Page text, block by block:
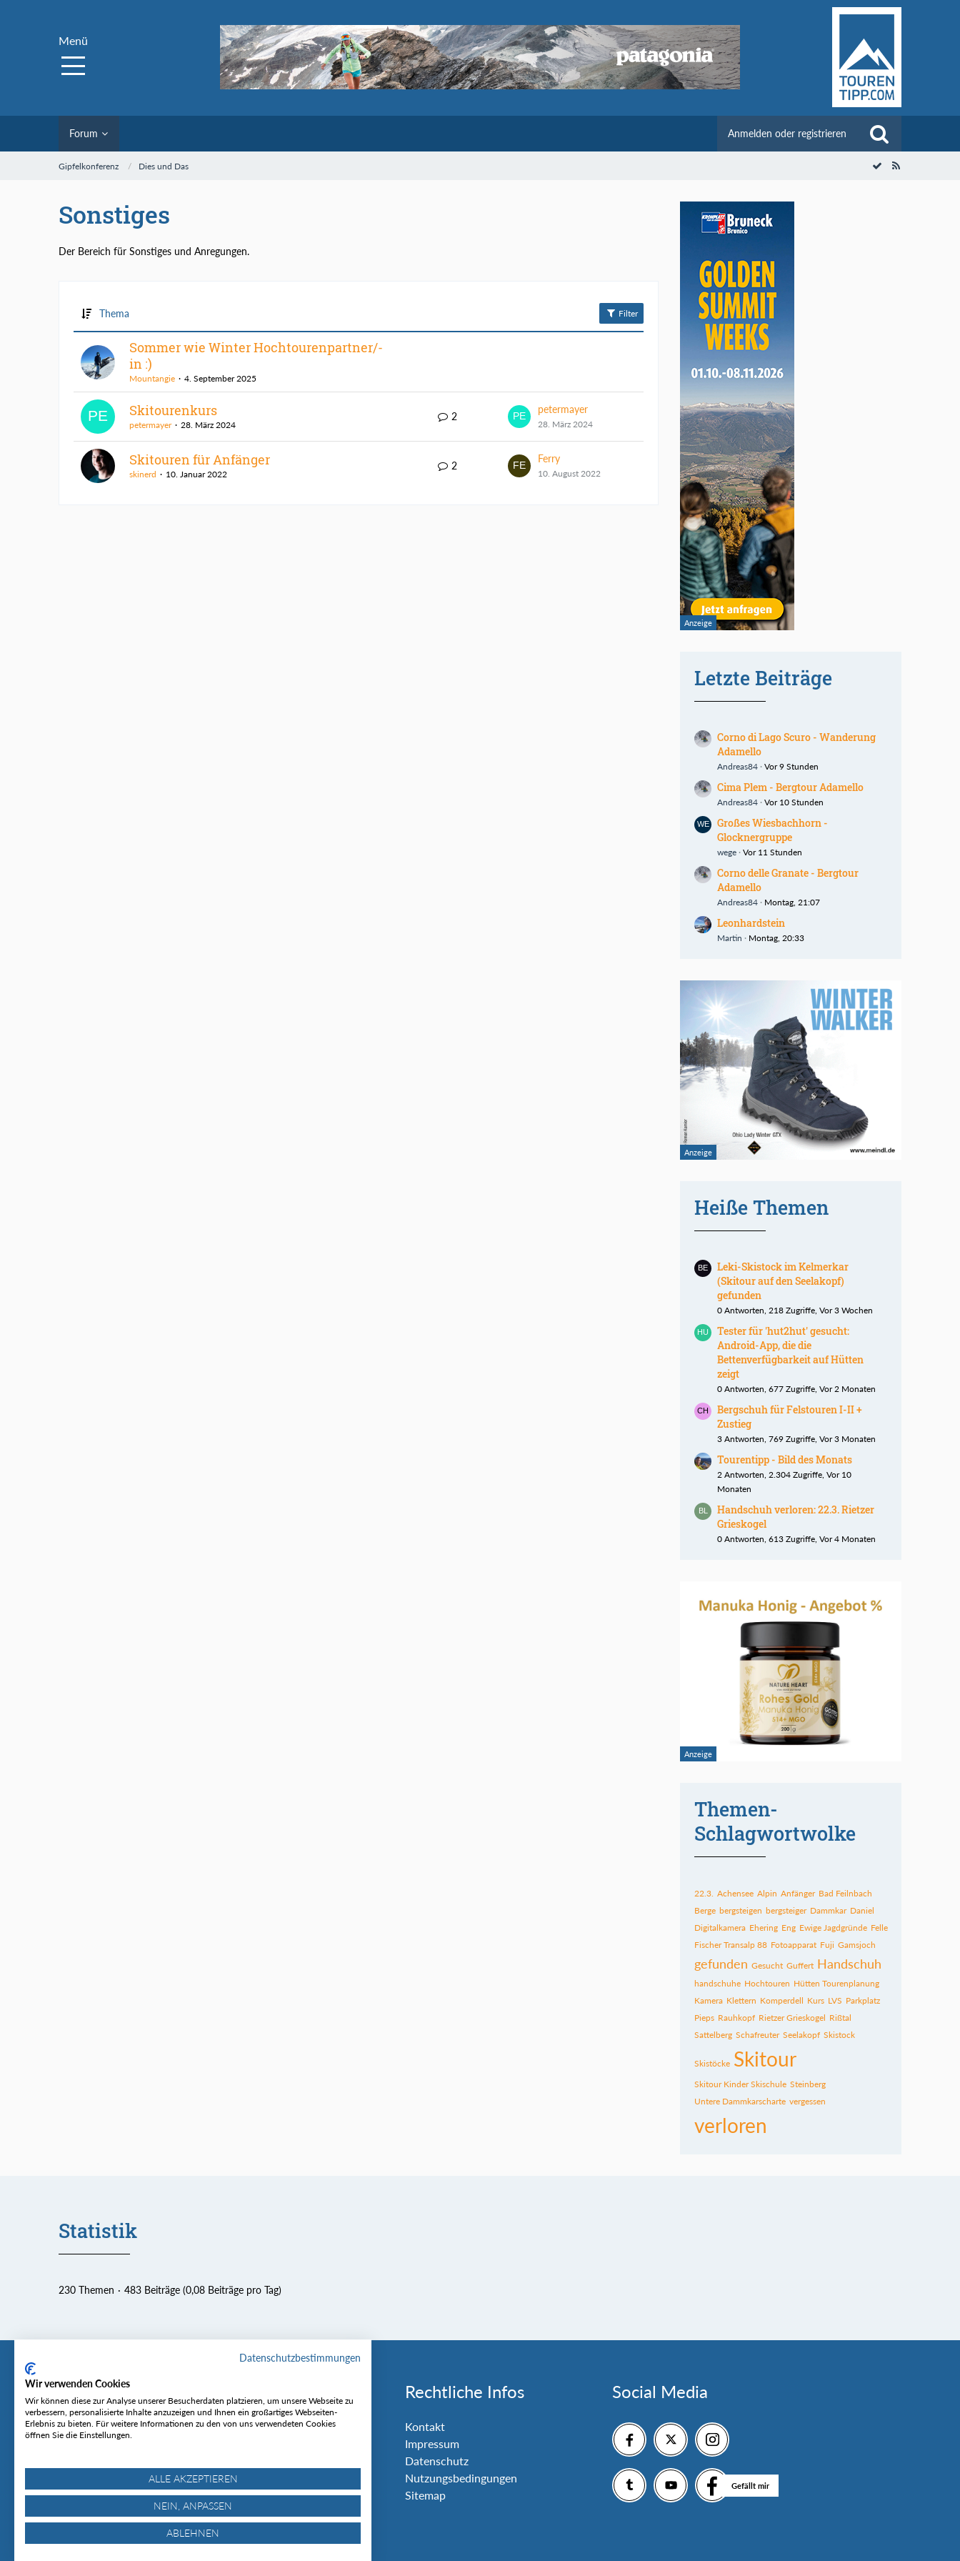
Menü
Forum Anmelden oder registrieren
Gipfelkonferenz Dies und Das
Sonstiges
Der Bereich für Sonstiges und Anregungen.
Thema Filter
Sommer wie Winter Hochtourenpartner/-
in :)
Mountangie 4. September 2025
Skitourenkurs
petermayer 28. März 2024
2
petermayer
28. März 2024
Skitouren für Anfänger
skinerd 10. Januar 2022
2
Ferry
10. August 2022
Letzte Beiträge
Corno di Lago Scuro - Wanderung
Adamello
Andreas84 Vor 9 Stunden
Cima Plem - Bergtour Adamello
Andreas84 Vor 10 Stunden
Großes Wiesbachhorn -
Glocknergruppe
wege Vor 11 Stunden
Corno delle Granate - Bergtour
Adamello
Andreas84 Montag, 21:07
Leonhardstein
Martin Montag, 20:33
Heiße Themen
Leki-Skistock im Kelmerkar
(Skitour auf den Seelakopf)
gefunden
0 Antworten, 218 Zugriffe, Vor 3 Wochen
Tester für 'hut2hut' gesucht:
Android-App, die die
Bettenverfügbarkeit auf Hütten
zeigt
0 Antworten, 677 Zugriffe, Vor 2 Monaten
Bergschuh für Felstouren I-II +
Zustieg
3 Antworten, 769 Zugriffe, Vor 3 Monaten
Tourentipp - Bild des Monats
2 Antworten, 2.304 Zugriffe, Vor 10
Monaten
Handschuh verloren: 22.3. Rietzer
Grieskogel
0 Antworten, 613 Zugriffe, Vor 4 Monaten
Themen-
Schlagwortwolke
22.3. Achensee Alpin Anfänger Bad Feilnbach
Berge bergsteigen bergsteiger Dammkar Daniel
Digitalkamera Ehering Eng Ewige Jagdgründe Felle
Fischer Transalp 88 Fotoapparat Fuji Gamsjoch
gefunden Gesucht Guffert Handschuh
handschuhe Hochtouren Hütten Tourenplanung
Kamera Klettern Komperdell Kurs LVS Parkplatz
Pieps Rauhkopf Rietzer Grieskogel Rißtal
Sattelberg Schafreuter Seelakopf Skistock
Skistöcke Skitour
Skitour Kinder Skischule Steinberg
Untere Dammkarscharte vergessen
verloren
Statistik
230 Themen 483 Beiträge (0,08 Beiträge pro Tag)
Tourentipp
Über uns
Wetter & Lawinenlage
Rechtliche Infos
Kontakt
Impressum
Datenschutz
Nutzungsbedingungen
Sitemap
Social Media
Gefällt mir
© Tourentipp.com 2025
Datenschutzbestimmungen
Wir verwenden Cookies
Wir können diese zur Analyse unserer Besucherdaten platzieren, um unsere Webseite zu
verbessern, personalisierte Inhalte anzuzeigen und Ihnen ein großartiges Webseiten-
Erlebnis zu bieten. Für weitere Informationen zu den von uns verwendeten Cookies
öffnen Sie die Einstellungen.
ALLE AKZEPTIEREN
NEIN, ANPASSEN
ABLEHNEN